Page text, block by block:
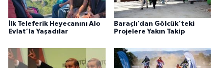
İlk Teleferik Heyecanını Alo
Evlat’la Yaşadılar
Baraçlı’dan Gölcük’teki
Projelere Yakın Takip